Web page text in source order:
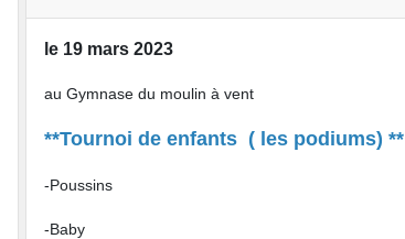
le 19 mars 2023
au Gymnase du moulin à vent
**Tournoi de enfants ( les podiums) **
-Poussins
-Baby